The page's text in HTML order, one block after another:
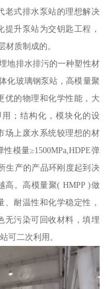
老式排水泵站的理想解决
升泵站为交钥匙工程，
材质制成的。
地排水排污的一种塑性材
化玻璃钢泵站，高模量聚
优的物理和化学性能，大
；结构化，模块化的设
场上废水系统较理想的材
模量≥1500MPa,HDPE弹
生产的产品环刚度起到决
高。高模量聚( HMPP )做
耐温性和化学稳定性，
无污染可回收材料，填埋
可二次利用。